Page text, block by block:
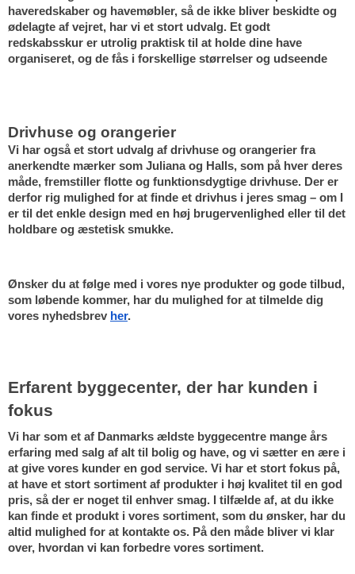
haveredskaber og havemøbler, så de ikke bliver beskidte og
ødelagte af vejret, har vi et stort udvalg. Et godt
redskabsskur er utrolig praktisk til at holde dine have
organiseret, og de fås i forskellige størrelser og udseende
Drivhuse og orangerier
Vi har også et stort udvalg af drivhuse og orangerier fra
anerkendte mærker som Juliana og Halls, som på hver deres
måde, fremstiller flotte og funktionsdygtige drivhuse. Der er
derfor rig mulighed for at finde et drivhus i jeres smag – om I
er til det enkle design med en høj brugervenlighed eller til det
holdbare og æstetisk smukke.
Ønsker du at følge med i vores nye produkter og gode tilbud,
som løbende kommer, har du mulighed for at tilmelde dig
vores nyhedsbrev her.
Erfarent byggecenter, der har kunden i
fokus
Vi har som et af Danmarks ældste byggecentre mange års
erfaring med salg af alt til bolig og have, og vi sætter en ære i
at give vores kunder en god service. Vi har et stort fokus på,
at have et stort sortiment af produkter i høj kvalitet til en god
pris, så der er noget til enhver smag. I tilfælde af, at du ikke
kan finde et produkt i vores sortiment, som du ønsker, har du
altid mulighed for at kontakte os. På den måde bliver vi klar
over, hvordan vi kan forbedre vores sortiment.